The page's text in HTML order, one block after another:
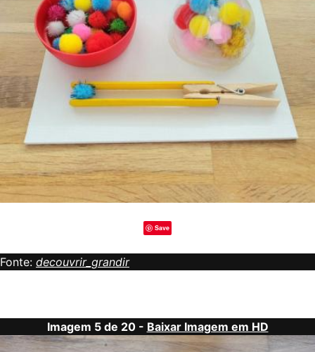
Save
Fonte: decouvrir_grandir
Imagem 5 de 20 - Baixar Imagem em HD